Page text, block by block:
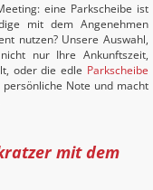
eine Parkscheibe ist
mit dem Angenehmen
nutzen? Unsere Auswahl,
nur Ihre Ankunftszeit,
oder die edle Parkscheibe
Note und macht
mit dem